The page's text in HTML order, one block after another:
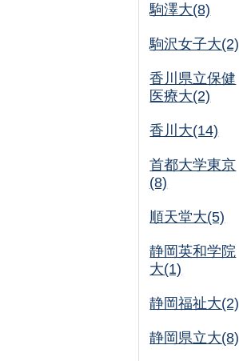
駒澤大(8)
駒沢女子大(2)
香川県立保健
医療大(2)
香川大(14)
首都大学東京
(8)
順天堂大(5)
静岡英和学院
大(1)
静岡福祉大(2)
静岡県立大(8)